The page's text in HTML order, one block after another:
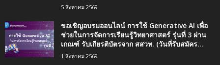
5 สิงหาคม 2569
ขอเชิญอบรมออนไลน์ การใช้ Generative AI เพื่อ
ช่วยในการจัดการเรียนรู้วิทยาศาสตร์ รุ่นที่ 3 ผ่าน
เกณฑ์ รับเกียรติบัตรจาก สสวท. (วันที่รับสมัคร...
1 สิงหาคม 2569